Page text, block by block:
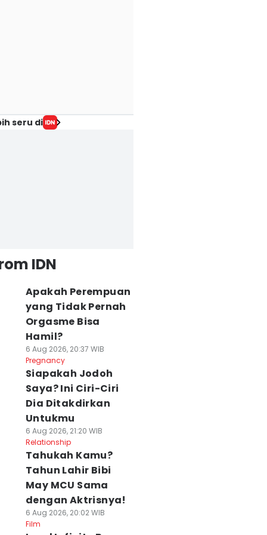
seru di
IDN
Apakah Perempuan
yang Tidak Pernah
Orgasme Bisa
Hamil?
6 Aug 2026, 20:37 WIB
Pregnancy
Siapakah Jodoh
Saya? Ini Ciri-Ciri
Dia Ditakdirkan
Untukmu
6 Aug 2026, 21:20 WIB
Relationship
Tahukah Kamu?
Tahun Lahir Bibi
May MCU Sama
dengan Aktrisnya!
6 Aug 2026, 20:02 WIB
Film